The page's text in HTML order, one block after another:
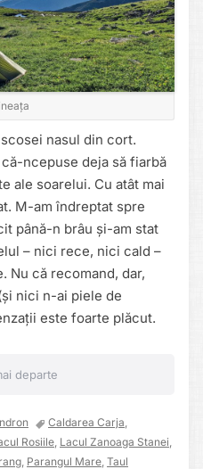
nasul din cort.
ncepuse deja să fiarbă
ale soarelui. Cu atât mai
M-am îndreptat spre
până-n brâu și-am stat
– nici rece, nici cald –
Nu că recomand, dar,
nici n-ai piele de
este foarte plăcut.
departe
Caldarea Carja
Rosiile Lacul Zanoaga Stanei
Parangul Mare Taul